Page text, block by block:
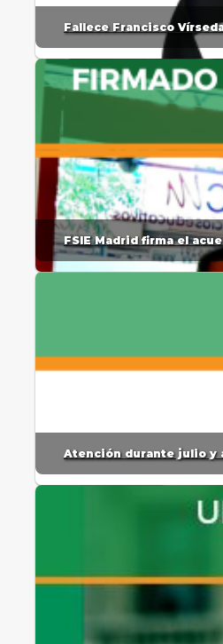
Fallece Francisco
FSIE Madrid firma el
Atención durante julio y